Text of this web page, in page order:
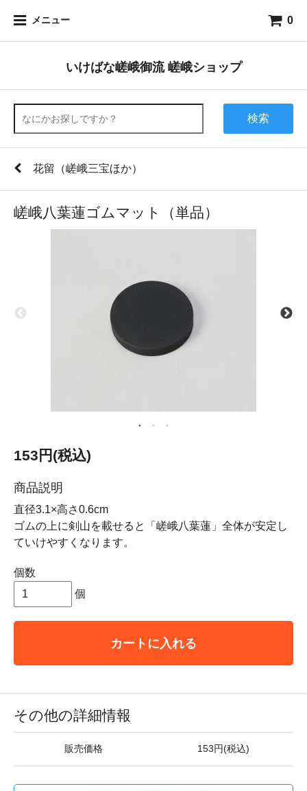
メニュー 0
いけばな嵯峨御流 嵯峨ショップ
検索
花留（嵯峨三宝ほか）
嵯峨八葉蓮ゴムマット（単品）
153円(税込)
商品説明
直径3.1×高さ0.6cm
ゴムの上に剣山を載せると「嵯峨八葉蓮」全体が安定し
ていけやすくなります。
個数
個
カートに入れる
その他の詳細情報
販売価格 153円(税込)